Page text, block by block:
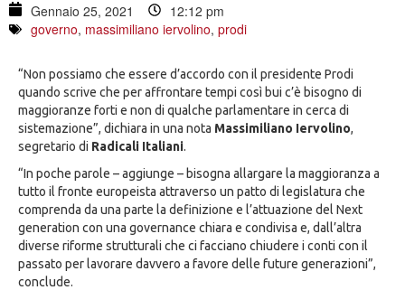
Gennaio 25, 2021
12:12 pm
governo, massimiliano iervolino, prodi
“Non possiamo che essere d’accordo con il presidente Prodi
quando scrive che per affrontare tempi così bui c’è bisogno di
maggioranze forti e non di qualche parlamentare in cerca di
sistemazione”, dichiara in una nota Massimiliano Iervolino,
segretario di Radicali Italiani.
“In poche parole – aggiunge – bisogna allargare la maggioranza a
tutto il fronte europeista attraverso un patto di legislatura che
comprenda da una parte la definizione e l’attuazione del Next
generation con una governance chiara e condivisa e, dall’altra
diverse riforme strutturali che ci facciano chiudere i conti con il
passato per lavorare davvero a favore delle future generazioni”,
conclude.